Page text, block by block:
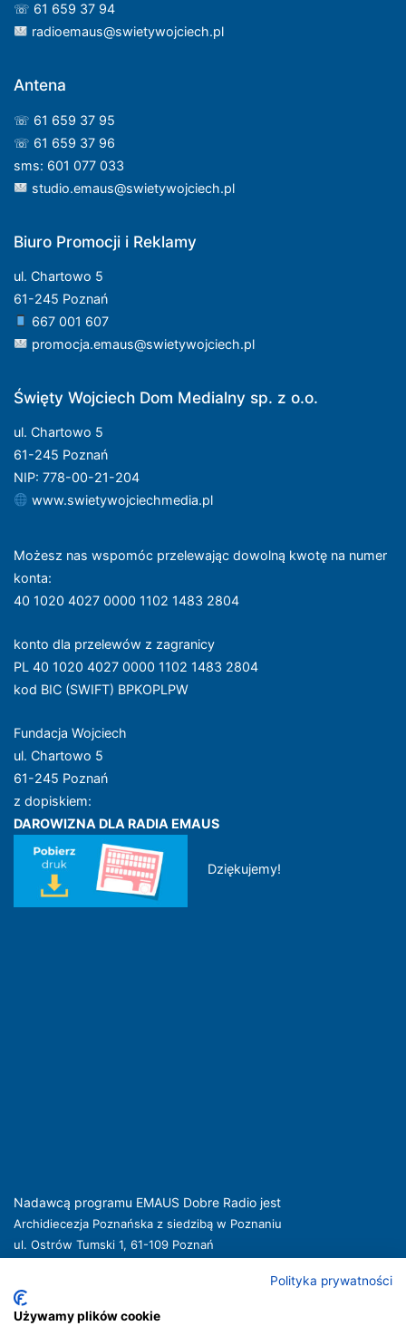
☏ 61 659 37 94
radioemaus@swietywojciech.pl
Antena
☏ 61 659 37 95
☏ 61 659 37 96
sms: 601 077 033
studio.emaus@swietywojciech.pl
Biuro Promocji i Reklamy
ul. Chartowo 5
61-245 Poznań
667 001 607
promocja.emaus@swietywojciech.pl
Święty Wojciech Dom Medialny sp. z o.o.
ul. Chartowo 5
61-245 Poznań
NIP: 778-00-21-204
www.swietywojciechmedia.pl
Możesz nas wspomóc przelewając dowolną kwotę na numer
konta:
40 1020 4027 0000 1102 1483 2804
konto dla przelewów z zagranicy
PL 40 1020 4027 0000 1102 1483 2804
kod BIC (SWIFT) BPKOPLPW
Fundacja Wojciech
ul. Chartowo 5
61-245 Poznań
z dopiskiem:
DAROWIZNA DLA RADIA EMAUS
Dziękujemy!
Nadawcą programu EMAUS Dobre Radio jest
Archidiecezja Poznańska z siedzibą w Poznaniu
ul. Ostrów Tumski 1, 61-109 Poznań
Nadawca oferuje usługi medialne obejmujące rozpowszechnianie programu
radiowego pod nazwą EMAUS Dobre Radio oraz prowadzenie portalu
Polityka prywatności
Używamy plików cookie